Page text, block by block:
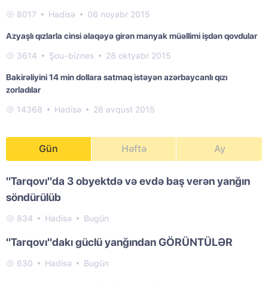
8017 Hadisə 06 noyabr 2015
Azyaşlı qızlarla cinsi əlaqəyə girən manyak müəllimi işdən qovdular
3614 Şou-biznes 28 oktyabr 2015
Bakirəliyini 14 min dollara satmaq istəyən azərbaycanlı qızı
zorladılar
14368 Hadisə 28 avqust 2015
Gün Həftə Ay
"Tarqovı"da 3 obyektdə və evdə baş verən yanğın
söndürülüb
834 Hadisə Bugün
"Tarqovı"dakı güclü yanğından GÖRÜNTÜLƏR
630 Hadisə Bugün